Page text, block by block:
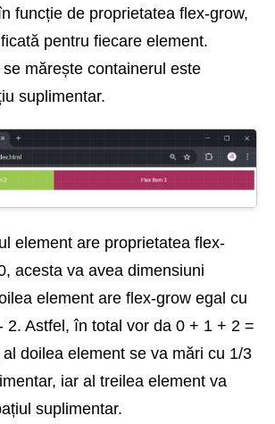
funcție de proprietatea flex-grow,
pentru fiecare element.
mărește containerul este
suplimentar.
element are proprietatea flex-
acesta va avea dimensiuni
element are flex-grow egal cu
2. Astfel, în total vor da 0 + 1 + 2 =
doilea element se va mări cu 1/3
iar al treilea element va
suplimentar.